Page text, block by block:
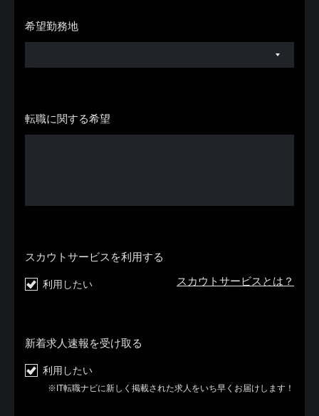
希望勤務地
転職に関する希望
スカウトサービスを利用する
利用したい スカウトサービスとは？
新着求人速報を受け取る
利用したい
※IT転職ナビに新しく掲載された求人をいち早くお届けします！